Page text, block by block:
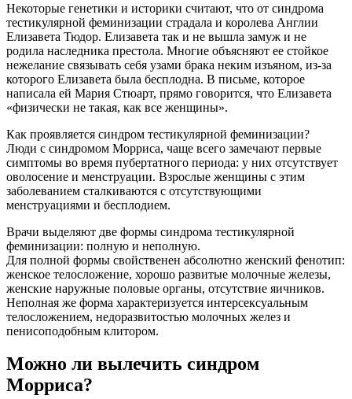
Некоторые генетики и историки считают, что от синдрома
тестикулярной феминизации страдала и королева Англии
Елизавета Тюдор. Елизавета так и не вышла замуж и не
родила наследника престола. Многие объясняют ее стойкое
нежелание связывать себя узами брака неким изъяном, из‑за
которого Елизавета была бесплодна. В письме, которое
написала ей Мария Стюарт, прямо говорится, что Елизавета
«физически не такая, как все ­женщины».
Как проявляется синдром тестикулярной феминизации?
Люди с синдромом Морриса, чаще всего замечают первые
симптомы во время пубертатного периода: у них отсутствует
оволосение и менструации. Взрослые женщины с этим
заболеванием сталкиваются с отсутствующими
менструациями и бесплодием.
Врачи выделяют две формы синдрома тестикулярной
феминизации: полную и неполную.
Для полной формы свойственен абсолютно женский фенотип:
женское телосложение, хорошо развитые молочные железы,
женские наружные половые органы, отсутствие яичников.
Неполная же форма характеризуется интерсексуальным
телосложением, недоразвитостью молочных желез и
пенисоподобным клитором.
Можно ли вылечить синдром
Морриса?